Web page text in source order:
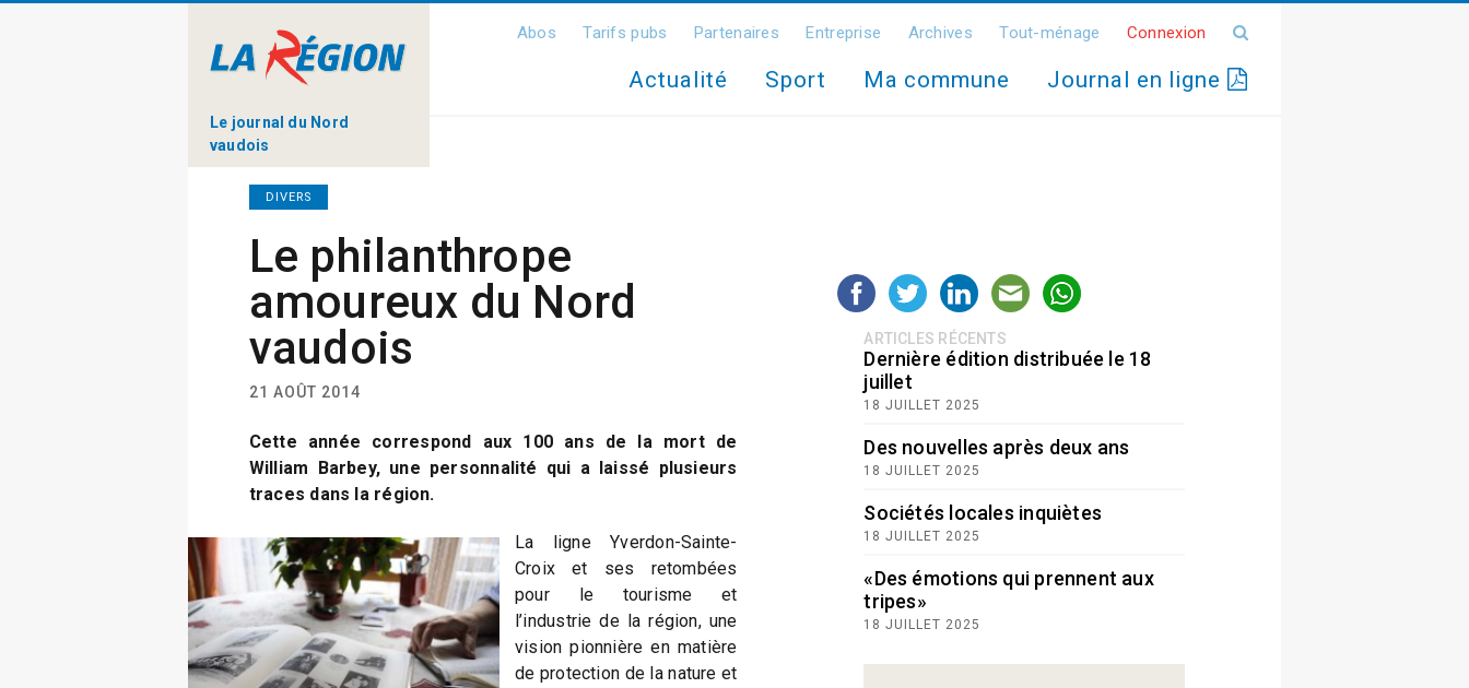
Le journal du Nord
vaudois
Abos Tarifs pubs Partenaires Entreprise Archives Tout-ménage Connexion
Actualité Sport Ma commune Journal en ligne
DIVERS
Le philanthrope
amoureux du Nord
vaudois
21 AOÛT 2014
Cette année correspond aux 100 ans de la mort de
William Barbey, une personnalité qui a laissé plusieurs
traces dans la région.
La ligne Yverdon-Sainte-
Croix et ses retombées
pour le tourisme et
l’industrie de la région, une
vision pionnière en matière
de protection de la nature et
ARTICLES RÉCENTS
Dernière édition distribuée le 18
juillet
18 JUILLET 2025
Des nouvelles après deux ans
18 JUILLET 2025
Sociétés locales inquiètes
18 JUILLET 2025
«Des émotions qui prennent aux
tripes»
18 JUILLET 2025